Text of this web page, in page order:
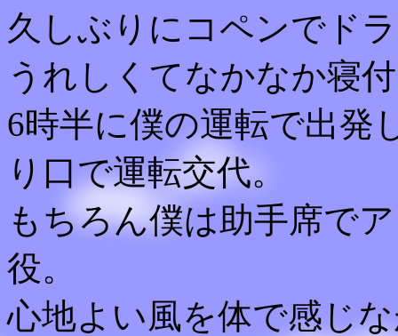
久しぶりにコペンでド
うれしくてなかなか寝
6時半に僕の運転で出発
り口で運転交代。
もちろん僕は助手席で
役。
心地よい風を体で感じ